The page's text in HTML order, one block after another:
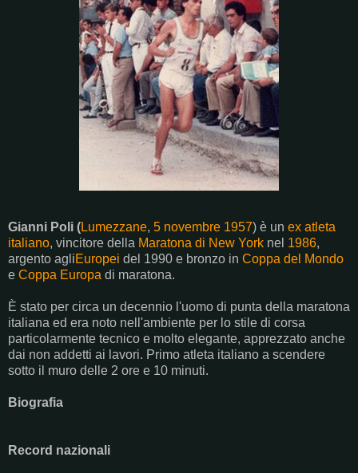
Gianni Poli (Lumezzane, 5 novembre 1957) è un ex atleta
italiano, vincitore della Maratona di New York nel 1986,
argento agliEuropei del 1990 e bronzo in Coppa del Mondo
e Coppa Europa di maratona.
È stato per circa un decennio l'uomo di punta della maratona
italiana ed era noto nell'ambiente per lo stile di corsa
particolarmente tecnico e molto elegante, apprezzato anche
dai non addetti ai lavori. Primo atleta italiano a scendere
sotto il muro delle 2 ore e 10 minuti.
Biografia
Record nazionali